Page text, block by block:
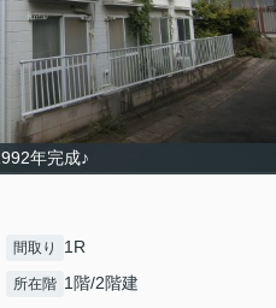
年完成♪
間取り 1R
所在階 1階/2階建